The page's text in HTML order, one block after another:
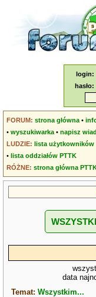
login:
hasło:
FORUM: strona główna •
•wyszukiwarka •napisz
LUDZIE: lista użytkowników
•lista oddziałów PTTK
RÓŻNE: strona główna
data
Temat:Wszystkim...